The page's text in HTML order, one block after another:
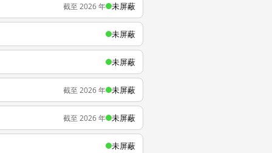
截至 2026 年 未屏蔽
未屏蔽
未屏蔽
截至 2026 年 未屏蔽
截至 2026 年 未屏蔽
未屏蔽